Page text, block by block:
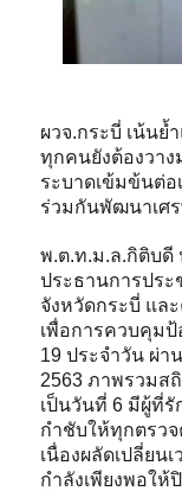
ผวจ.กระบี่ เน้นย้
ทุกคนยังต้องวา
ระบาดเข้มข้นต่อ
ร่วมกันพัฒนาเศร
พ.ต.ท.ม.ล.กิติบดี
ประธานการปร
จังหวัดกระบี่ แล
เพื่อการควบคุม
19 ประจำวัน ผ่า
2563 ภาพรวมส
เป็นวันที่ 6 มีผู้ที่
กำชับให้ทุกตรว
เนื่องผลัดเปลี่ยน
กำลังเพียงพอให้